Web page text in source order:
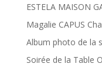
ESTELA MAISON
Magalie CAPUS
Album photo de la
Soirée de la Table